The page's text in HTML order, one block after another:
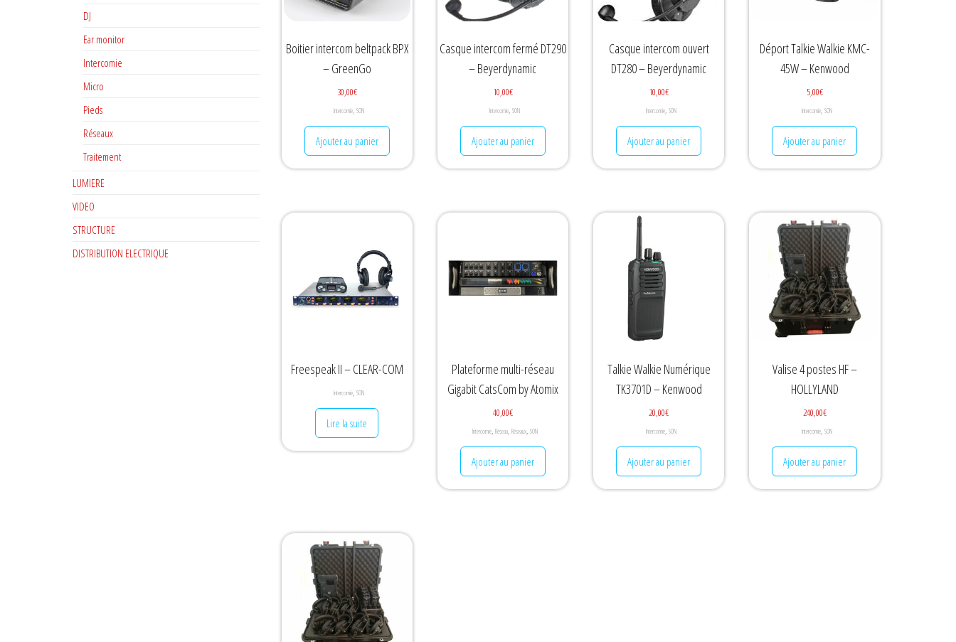
Boitier intercom beltpack BPX
– GreenGo
30,00€
Intercomie, SON
Ajouter au panier
Casque intercom fermé DT290
– Beyerdynamic
10,00€
Intercomie, SON
Ajouter au panier
Casque intercom ouvert
DT280 – Beyerdynamic
10,00€
Intercomie, SON
Ajouter au panier
Déport Talkie Walkie KMC-
45W – Kenwood
5,00€
Intercomie, SON
Ajouter au panier
Freespeak II – CLEAR-COM
Intercomie, SON
Lire la suite
Plateforme multi-réseau
Gigabit CatsCom by Atomix
40,00€
Intercomie, Réseau, Réseaux, SON
Ajouter au panier
Talkie Walkie Numérique
TK3701D – Kenwood
20,00€
Intercomie, SON
Ajouter au panier
Valise 4 postes HF –
HOLLYLAND
240,00€
Intercomie, SON
Ajouter au panier
DJ
Ear monitor
Intercomie
Micro
Pieds
Réseaux
Traitement
LUMIERE
VIDEO
STRUCTURE
DISTRIBUTION ELECTRIQUE